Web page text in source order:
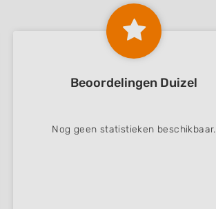
Beoordelingen Duizel
Nog geen statistieken beschikbaar.